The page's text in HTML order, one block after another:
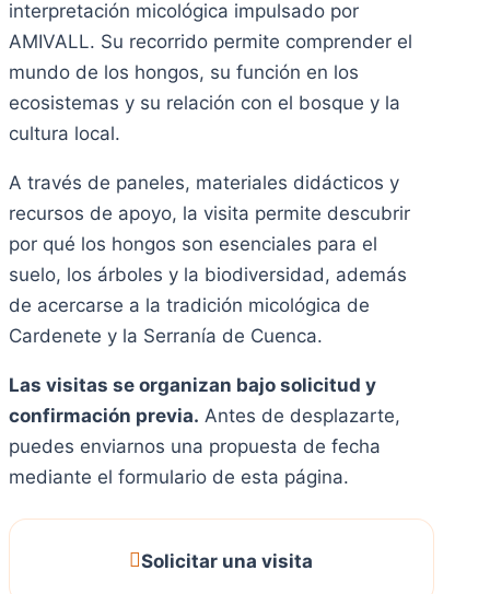
interpretación micológica impulsado por
AMIVALL. Su recorrido permite comprender el
mundo de los hongos, su función en los
ecosistemas y su relación con el bosque y la
cultura local.
A través de paneles, materiales didácticos y
recursos de apoyo, la visita permite descubrir
por qué los hongos son esenciales para el
suelo, los árboles y la biodiversidad, además
de acercarse a la tradición micológica de
Cardenete y la Serranía de Cuenca.
Las visitas se organizan bajo solicitud y
confirmación previa. Antes de desplazarte,
puedes enviarnos una propuesta de fecha
mediante el formulario de esta página.
Solicitar una visita